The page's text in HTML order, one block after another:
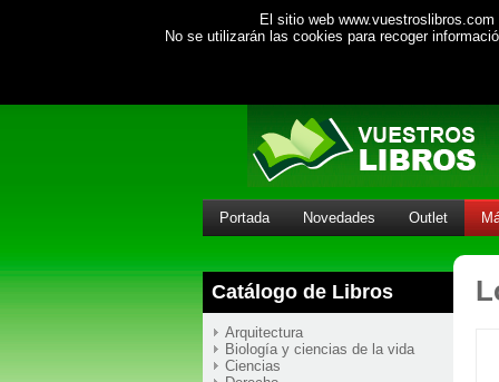
El sitio web
No se utilizarán las cookies para recoger
Portada Novedades Outlet
Catálogo de Libros
Arquitectura
Biología y ciencias de la vida
Ciencias